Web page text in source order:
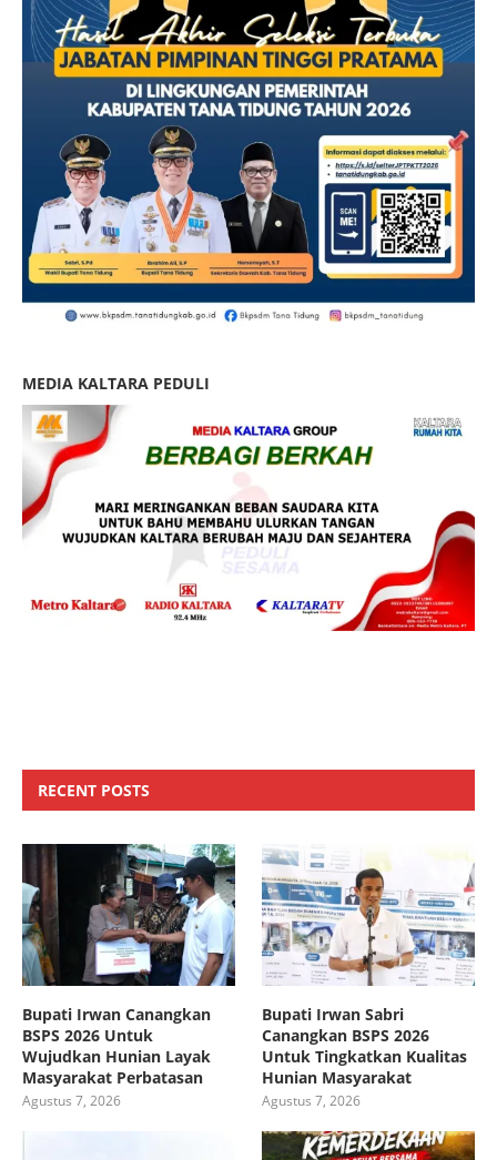
MEDIA KALTARA PEDULI
RECENT POSTS
Bupati Irwan Canangkan
BSPS 2026 Untuk
Wujudkan Hunian Layak
Masyarakat Perbatasan
Agustus 7, 2026
Bupati Irwan Sabri
Canangkan BSPS 2026
Untuk Tingkatkan Kualitas
Hunian Masyarakat
Agustus 7, 2026